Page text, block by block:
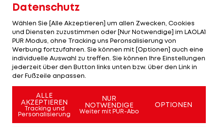
KOMMENTARE
Datenschutz
Wählen Sie [Alle Akzeptieren] um allen Zwecken, Cookies
und Diensten zuzustimmen oder [Nur Notwendige] im LAOLA1
PUR Modus, ohne Tracking uns Peronsalisierung von
Werbung fortzufahren. Sie können mit [Optionen] auch eine
individuelle Auswahl zu treffen. Sie können Ihre Einstellungen
jederzeit über den Button links unten bzw. über den Link in
der Fußzeile anpassen.
ALLE
AKZEPTIEREN
Tracking und
Personalisierung
NUR
NOTWENDIGE
Weiter mit PUR-Abo
OPTIONEN